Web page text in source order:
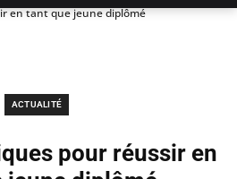
en tant que jeune diplômé
ACTUALITÉ
pour réussir en